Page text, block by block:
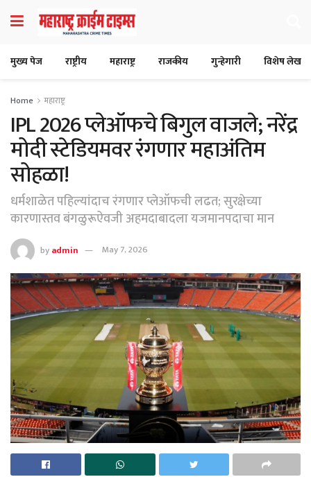
मुख्य पेज राष्ट्रीय महाराष्ट्र राजकीय गुन्हेगारी विशेष लेख
Home महाराष्ट्र
IPL 2026 प्लेऑफचे बिगुल वाजले; नरेंद्र
मोदी स्टेडियमवर रंगणार महाअंतिम
सोहळा!
धर्मशाळेत पहिल्यांदाच रंगणार प्लेऑफची लढत; सुरक्षेच्या
कारणास्तव बंगळुरूऐवजी अहमदाबादला यजमानपदाचा मान
byadmin May 7, 2026